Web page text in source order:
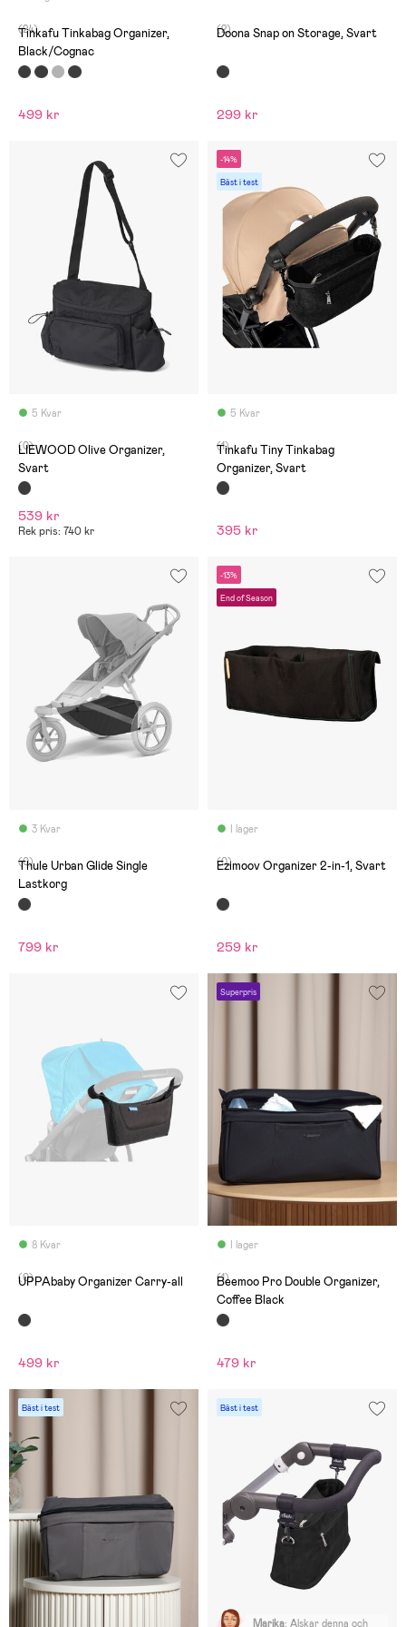
plats för en till.
(24)
Tinkafu Tinkabag Organizer,
Black/Cognac
499 kr
(2)
Doona Snap on Storage, Svart
299 kr
5 Kvar
(0)
LIEWOOD Olive Organizer,
Svart
539 kr
Rek pris: 740 kr
-14%
Bäst i test
5 Kvar
(1)
Tinkafu Tiny Tinkabag
Organizer, Svart
395 kr
3 Kvar
(0)
Thule Urban Glide Single
Lastkorg
799 kr
-13%
End of Season
I lager
(0)
Ezimoov Organizer 2-in-1, Svart
259 kr
8 Kvar
(0)
UPPAbaby Organizer Carry-all
499 kr
Superpris
I lager
(1)
Beemoo Pro Double Organizer,
Coffee Black
479 kr
Bäst i test Bäst i test
Marika: Älskar denna och